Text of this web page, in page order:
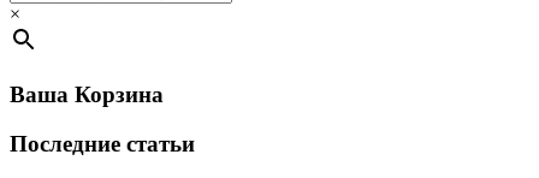
×
Ваша Корзина
Последние статьи